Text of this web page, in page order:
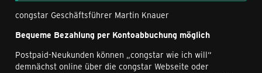
congstar Geschäftsführer Martin Knauer
Bequeme Bezahlung per Kontoabbuchung möglich
Postpaid-Neukunden können „congstar wie ich will“
demnächst online über die congstar Webseite oder